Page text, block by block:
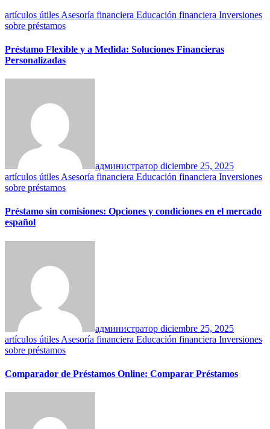
artículos útiles Asesoría financiera Educación financiera Inversiones
sobre préstamos
Préstamo Flexible y a Medida: Soluciones Financieras
Personalizadas
администратор diciembre 25, 2025
artículos útiles Asesoría financiera Educación financiera Inversiones
sobre préstamos
Préstamo sin comisiones: Opciones y condiciones en el mercado
español
администратор diciembre 25, 2025
artículos útiles Asesoría financiera Educación financiera Inversiones
sobre préstamos
Comparador de Préstamos Online: Comparar Préstamos